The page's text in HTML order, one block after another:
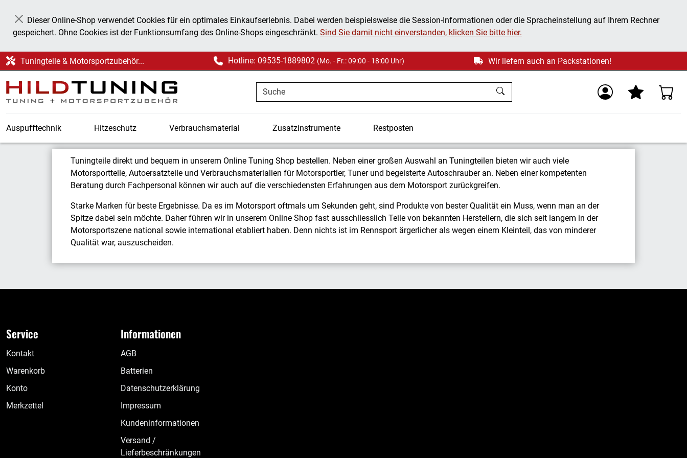
Schließen
Dieser Online-Shop verwendet Cookies für ein optimales Einkaufserlebnis. Dabei werden beispielsweise die Session-Informationen oder die Spracheinstellung auf Ihrem Rechner
gespeichert. Ohne Cookies ist der Funktionsumfang des Online-Shops eingeschränkt. Sind Sie damit nicht einverstanden, klicken Sie bitte hier.
Tuningteile & Motorsportzubehör... Hotline: 09535-1889802 (Mo. - Fr.: 09:00 - 18:00 Uhr) Wir liefern auch an Packstationen!
Suche
Auspufftechnik Hitzeschutz Verbrauchsmaterial Zusatzinstrumente Restposten
Startseite
Tuningteile direkt und bequem in unserem Online Tuning Shop bestellen. Neben einer großen Auswahl an Tuningteilen bieten wir auch viele
Motorsportteile, Autoersatzteile und Verbrauchsmaterialien für Motorsportler, Tuner und begeisterte Autoschrauber an. Neben einer kompetenten
Beratung durch Fachpersonal können wir auch auf die verschiedensten Erfahrungen aus dem Motorsport zurückgreifen.
Starke Marken für beste Ergebnisse. Da es im Motorsport oftmals um Sekunden geht, sind Produkte von bester Qualität ein Muss, wenn man an der
Spitze dabei sein möchte. Daher führen wir in unserem Online Shop fast ausschliesslich Teile von bekannten Herstellern, die sich seit langem in der
Motorsportszene national sowie international etabliert haben. Denn nichts ist im Rennsport ärgerlicher als wegen einem Kleinteil, das von minderer
Qualität war, auszuscheiden.
Service
Kontakt
Warenkorb
Konto
Merkzettel
Informationen
AGB
Batterien
Datenschutzerklärung
Impressum
Kundeninformationen
Versand /
Lieferbeschränkungen